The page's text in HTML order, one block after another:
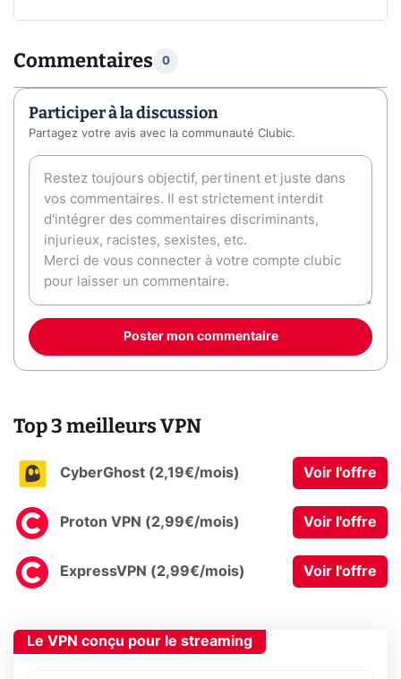
Commentaires 0
Participer à la discussion
Partagez votre avis avec la communauté Clubic.
Poster mon commentaire
Top 3 meilleurs VPN
CyberGhost (2,19€/mois) Voir l'offre
Proton VPN (2,99€/mois) Voir l'offre
ExpressVPN (2,99€/mois) Voir l'offre
Le VPN conçu pour le streaming